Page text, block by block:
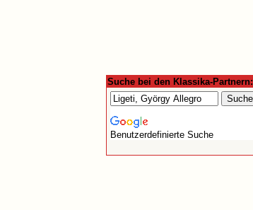
Suche bei den Klassika-Partnern:
Benutzerdefinierte Suche